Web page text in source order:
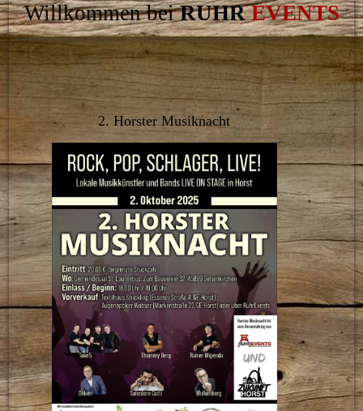
Willkommen beiRUHREVENTS
2. Horster Musiknacht